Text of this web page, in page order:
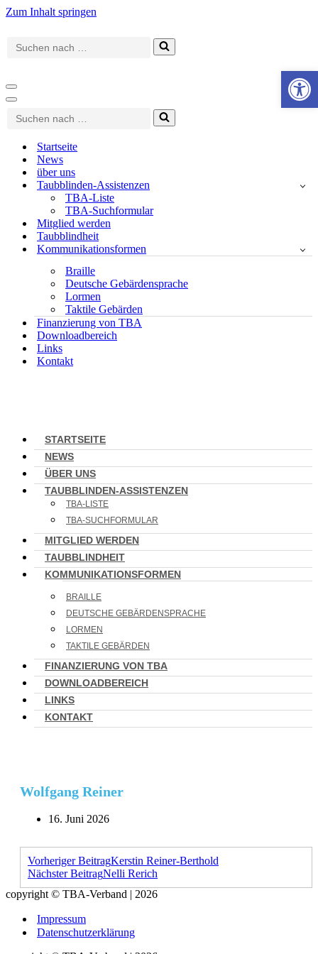
Zum Inhalt springen
Suchen
nach …
Navigationsmenü
Navigationsmenü
Suchen
nach …
Startseite
News
über uns
Taubblinden-Assistenzen
TBA-Liste
TBA-Suchformular
Mitglied werden
Taubblindheit
Kommunikationsformen
Braille
Deutsche Gebärdensprache
Lormen
Taktile Gebärden
Finanzierung von TBA
Downloadbereich
Links
Kontakt
STARTSEITE
NEWS
ÜBER UNS
TAUBBLINDEN-ASSISTENZEN
TBA-LISTE
TBA-SUCHFORMULAR
MITGLIED WERDEN
TAUBBLINDHEIT
KOMMUNIKATIONSFORMEN
BRAILLE
DEUTSCHE GEBÄRDENSPRACHE
LORMEN
TAKTILE GEBÄRDEN
FINANZIERUNG VON TBA
DOWNLOADBEREICH
LINKS
KONTAKT
Wolfgang Reiner
16. Juni 2026
Vorheriger BeitragKerstin Reiner-Berthold
Nächster BeitragNelli Rerich
copyright © TBA-Verband | 2026
Impressum
Datenschutzerklärung